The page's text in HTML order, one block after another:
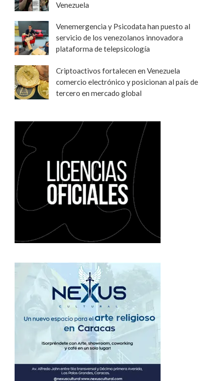
Venezuela
Venemergencia y Psicodata han puesto al
servicio de los venezolanos innovadora
plataforma de telepsicología
Criptoactivos fortalecen en Venezuela
comercio electrónico y posicionan al país de
tercero en mercado global